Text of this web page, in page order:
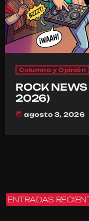
Columna y Opinión
ROCK
2026)
today agosto 3, 2026
ENTRADAS